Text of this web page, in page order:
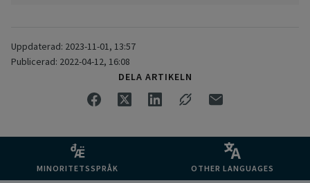
Uppdaterad: 2023-11-01, 13:57
Publicerad: 2022-04-12, 16:08
DELA ARTIKELN
MINORITETSSPRÅK OTHER LANGUAGES